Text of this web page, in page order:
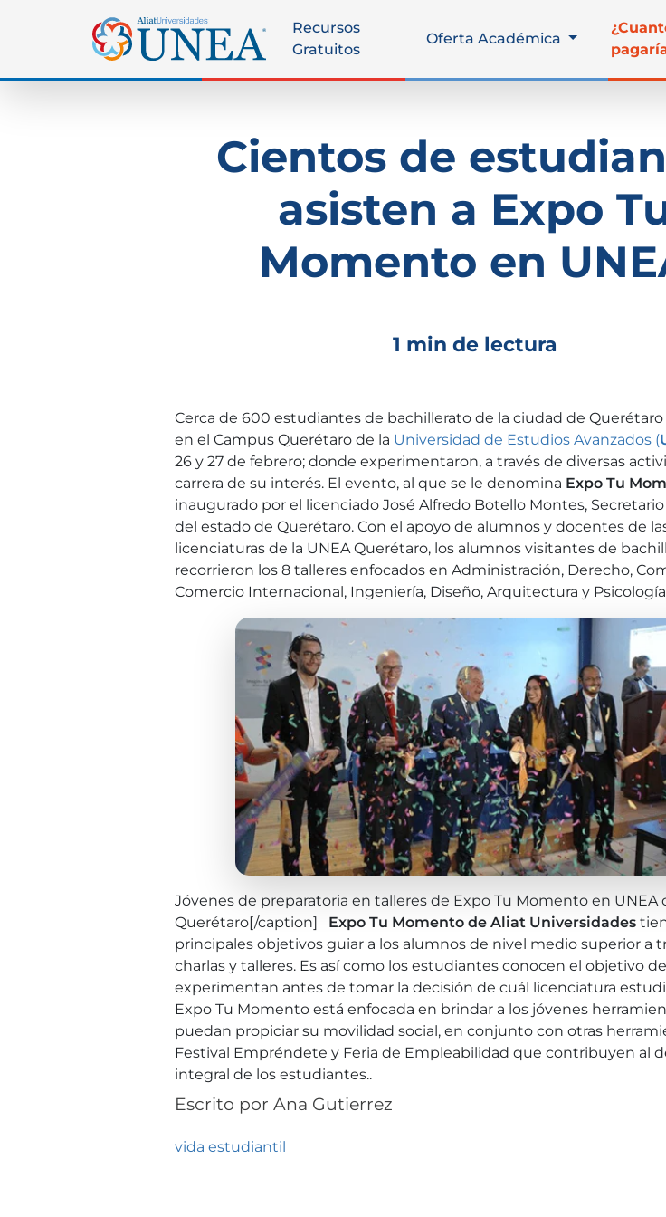
Recursos
Gratuitos
Oferta Académica
Cientos de
asisten a Expo
Momento en
1 min de lectura
Cerca de 600 estudiantes de bachillerato de la ciudad de
en el Campus Querétaro de la Universidad de Estudios Avanzados (
26 y 27 de febrero; donde experimentaron, a través de diversas
carrera de su interés. El evento, al que se le denomina Expo Tu
inaugurado por el licenciado José Alfredo Botello Montes,
del estado de Querétaro. Con el apoyo de alumnos y docentes de
licenciaturas de la UNEA Querétaro, los alumnos visitantes de
recorrieron los 8 talleres enfocados en Administración, Derecho,
Comercio Internacional, Ingeniería, Diseño, Arquitectura y
Jóvenes de preparatoria en talleres de Expo Tu Momento en UNEA
Querétaro[/caption] Expo Tu Momento de Aliat Universidades
principales objetivos guiar a los alumnos de nivel medio superior a
charlas y talleres. Es así como los estudiantes conocen el objetivo
experimentan antes de tomar la decisión de cuál licenciatura
Expo Tu Momento está enfocada en brindar a los jóvenes
puedan propiciar su movilidad social, en conjunto con otras
Festival Empréndete y Feria de Empleabilidad que contribuyen al
integral de los estudiantes..
Escrito porAna Gutierrez
vida estudiantil